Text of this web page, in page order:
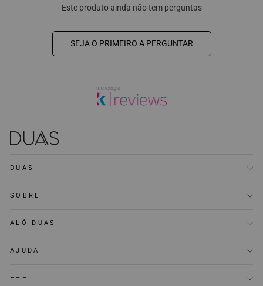
Este produto ainda não tem perguntas
SEJA O PRIMEIRO A PERGUNTAR
DUAS
SOBRE
ALÔ DUAS
AJUDA
–––